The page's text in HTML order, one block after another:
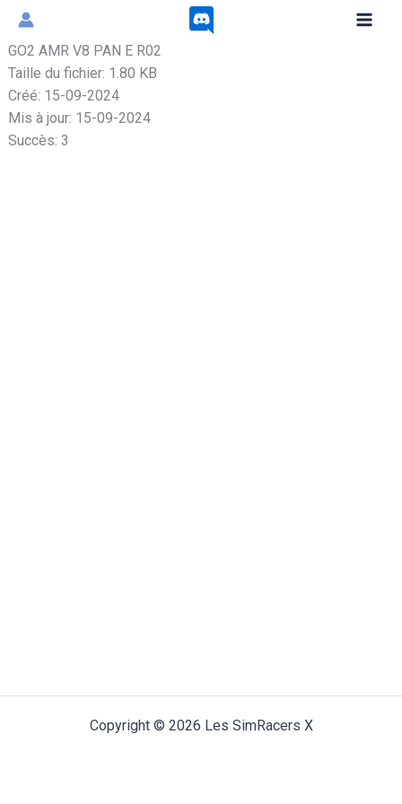
Aller
contenu
GO2 AMR V8 PAN E R02
Taille du fichier: 1.80 KB
Créé: 15-09-2024
Mis à jour: 15-09-2024
Succès: 3
Copyright © 2026 Les SimRacers X